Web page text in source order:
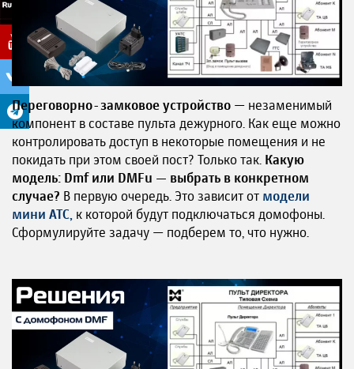
Переговорно-замковое устройство — незаменимый
компонент в составе пульта дежурного. Как еще можно
контролировать доступ в некоторые помещения и не
покидать при этом своей пост? Только так. Какую
модель: Dmf или DMFu — выбрать в конкретном
случае? В первую очередь. Это зависит от модели
мини АТС к которой будут подключаться домофоны.
Сформулируйте задачу — подберем то, что нужно.